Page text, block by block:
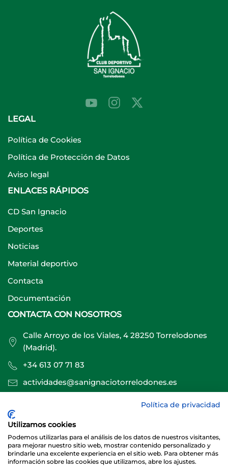
LEGAL
Política de Cookies
Política de Protección de Datos
Aviso legal
ENLACES RÁPIDOS
CD San Ignacio
Deportes
Noticias
Material deportivo
Contacta
Documentación
CONTACTA CON NOSOTROS
Calle Arroyo de los Viales, 4 28250 Torrelodones
(Madrid).
+34 613 07 71 83
actividades@sanignaciotorrelodones.es
Sitio web creado por
Política de privacidad
Utilizamos cookies
Podemos utilizarlas para el análisis de los datos de nuestros visitantes,
para mejorar nuestro sitio web, mostrar contenido personalizado y
brindarle una excelente experiencia en el sitio web. Para obtener más
información sobre las cookies que utilizamos, abre los ajustes.